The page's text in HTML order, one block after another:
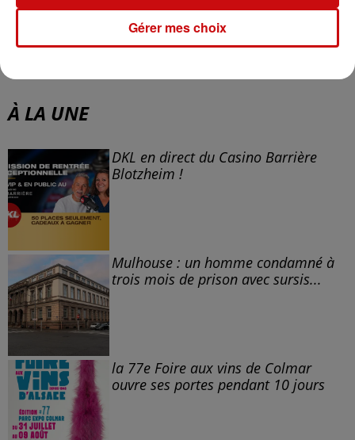
À LA UNE
DKL en direct du Casino Barrière
Blotzheim !
Mulhouse : un homme condamné à
trois mois de prison avec sursis...
la 77e Foire aux vins de Colmar
ouvre ses portes pendant 10 jours
Gérer mes choix